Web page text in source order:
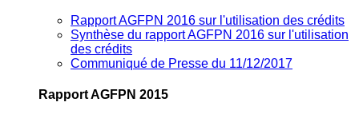
Rapport AGFPN 2016 sur l'utilisation des crédits
Synthèse du rapport AGFPN 2016 sur l'utilisation
des crédits
Communiqué de Presse du 11/12/2017
Rapport AGFPN 2015